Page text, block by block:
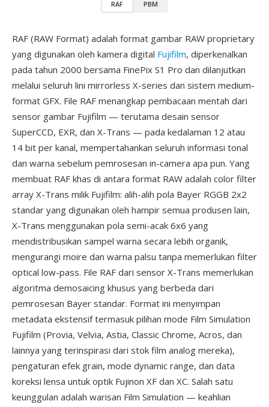
RAF PBM
RAF (RAW Format) adalah format gambar RAW proprietary
yang digunakan oleh kamera digital Fujifilm, diperkenalkan
pada tahun 2000 bersama FinePix S1 Pro dan dilanjutkan
melalui seluruh lini mirrorless X-series dan sistem medium-
format GFX. File RAF menangkap pembacaan mentah dari
sensor gambar Fujifilm — terutama desain sensor
SuperCCD, EXR, dan X-Trans — pada kedalaman 12 atau
14 bit per kanal, mempertahankan seluruh informasi tonal
dan warna sebelum pemrosesan in-camera apa pun. Yang
membuat RAF khas di antara format RAW adalah color filter
array X-Trans milik Fujifilm: alih-alih pola Bayer RGGB 2x2
standar yang digunakan oleh hampir semua produsen lain,
X-Trans menggunakan pola semi-acak 6x6 yang
mendistribusikan sampel warna secara lebih organik,
mengurangi moire dan warna palsu tanpa memerlukan filter
optical low-pass. File RAF dari sensor X-Trans memerlukan
algoritma demosaicing khusus yang berbeda dari
pemrosesan Bayer standar. Format ini menyimpan
metadata ekstensif termasuk pilihan mode Film Simulation
Fujifilm (Provia, Velvia, Astia, Classic Chrome, Acros, dan
lainnya yang terinspirasi dari stok film analog mereka),
pengaturan efek grain, mode dynamic range, dan data
koreksi lensa untuk optik Fujinon XF dan XC. Salah satu
keunggulan adalah warisan Film Simulation — keahlian